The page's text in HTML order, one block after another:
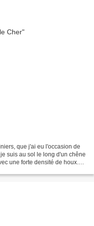
que j'ai eu l'occasion de
suis au sol le long d'un chêne
une forte densité de houx.